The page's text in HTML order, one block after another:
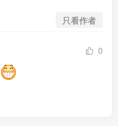
只看作者
0